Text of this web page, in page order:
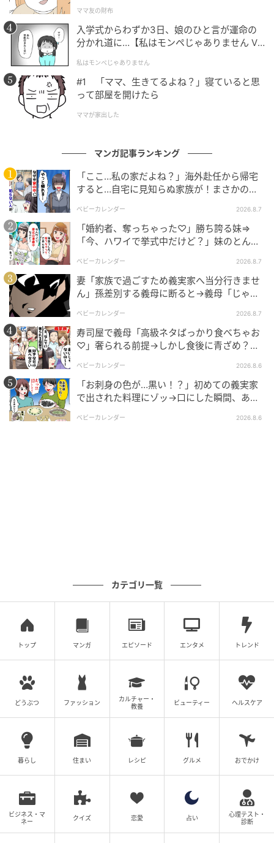
ゆうゆうtime
年上好きで、彼女なし
ママ友の財布
入学式からわずか3日、娘のひと言が運命の
分かれ道に…【私はモンペじゃありません Vo
私はモンペじゃありません
#1 「ママ、生きてるよね？」寝ていると思
って部屋を開けたら
ママが家出した
マンガ記事ランキング
「ここ…私の家だよね？」海外赴任から帰宅
すると…自宅に見知らぬ家族が！まさかの真
ベビーカレンダー 2026.8.7
「婚約者、奪っちゃった♡」勝ち誇る妹⇒
「今、ハワイで挙式中だけど？」妹のとんで
ベビーカレンダー 2026.8.7
妻「家族で過ごすため義実家へ当分行きませ
ん」孫差別する義母に断ると→義母「じゃ
ベビーカレンダー 2026.8.7
寿司屋で義母「高級ネタばっかり食べちゃお
♡」奢られる前提→しかし食後に青ざめ？通
ベビーカレンダー 2026.8.6
「お刺身の色が…黒い！？」初めての義実家
で出された料理にゾッ→口にした瞬間、あ
ベビーカレンダー 2026.8.6
カテゴリ一覧
トップ マンガ エピソード エンタメ トレンド
どうぶつ ファッション
カルチャー・
教養
ビューティー ヘルスケア
暮らし 住まい レシピ グルメ おでかけ
ビジネス・マ
ネー
クイズ 恋愛 占い
心理テスト・
診断